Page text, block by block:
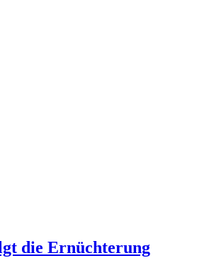
die Ernüchterung